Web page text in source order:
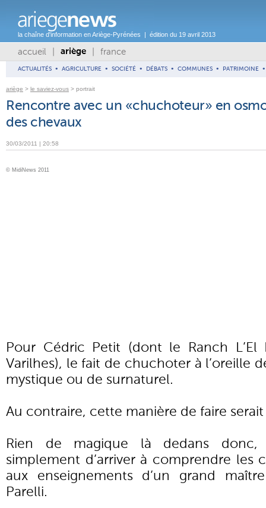
la chaîne d'information en Ariège-Pyrénées | édition du 19 avril 2013
accueil ariège france
ACTUALITÉS • AGRICULTURE • SOCIÉTÉ • DÉBATS • COMMUNES • PATRIMOINE •
ariège > le saviez-vous > portrait
Rencontre avec un «chuchoteur» en
des chevaux
30/03/2011 | 20:58
© MidiNews 2011
Pour Cédric Petit (dont le Ranch
Varilhes), le fait de chuchoter à l’oreille
mystique ou de surnaturel.
Au contraire, cette manière de faire
Rien de magique là dedans donc,
simplement d’arriver à comprendre les
aux enseignements d’un grand
Parelli.